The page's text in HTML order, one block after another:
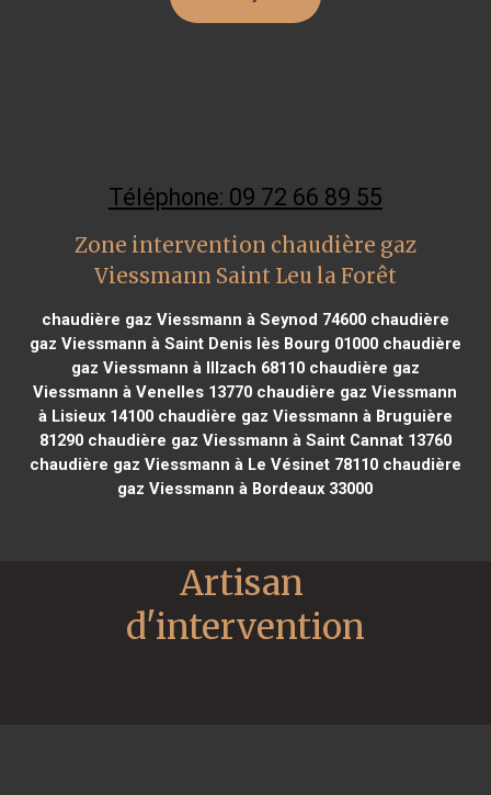
Téléphone: 09 72 66 89 55
Zone intervention chaudière gaz
Viessmann Saint Leu la Forêt
chaudière gaz Viessmann à Seynod 74600chaudière
gaz Viessmann à Saint Denis lès Bourg 01000chaudière
gaz Viessmann à Illzach 68110chaudière gaz
Viessmann à Venelles 13770 chaudière gaz Viessmann
à Lisieux 14100chaudière gaz Viessmann à Bruguière
81290chaudière gaz Viessmann à Saint Cannat 13760
chaudière gaz Viessmann à Le Vésinet 78110chaudière
gaz Viessmann à Bordeaux 33000
Artisan
d'intervention